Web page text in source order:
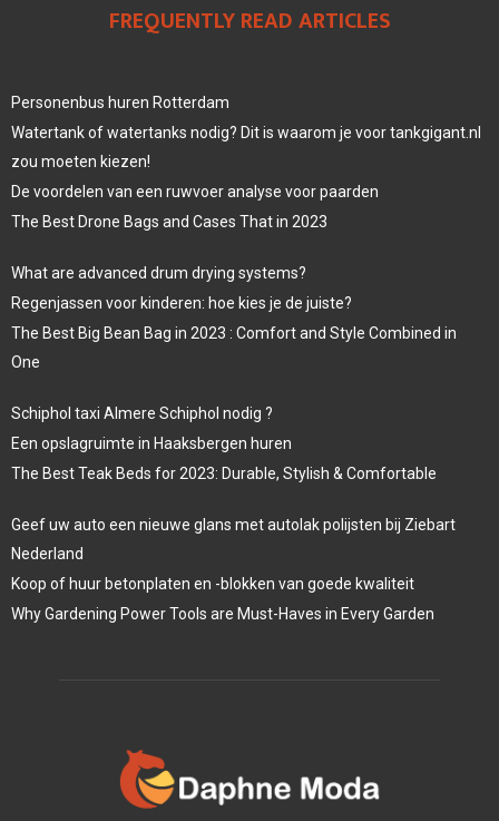
FREQUENTLY READ ARTICLES
Personenbus huren Rotterdam
Watertank of watertanks nodig? Dit is waarom je voor tankgigant.nl
zou moeten kiezen!
De voordelen van een ruwvoer analyse voor paarden
The Best Drone Bags and Cases That in 2023
What are advanced drum drying systems?
Regenjassen voor kinderen: hoe kies je de juiste?
The Best Big Bean Bag in 2023 : Comfort and Style Combined in
One
Schiphol taxi Almere Schiphol nodig ?
Een opslagruimte in Haaksbergen huren
The Best Teak Beds for 2023: Durable, Stylish & Comfortable
Geef uw auto een nieuwe glans met autolak polijsten bij Ziebart
Nederland
Koop of huur betonplaten en -blokken van goede kwaliteit
Why Gardening Power Tools are Must-Haves in Every Garden